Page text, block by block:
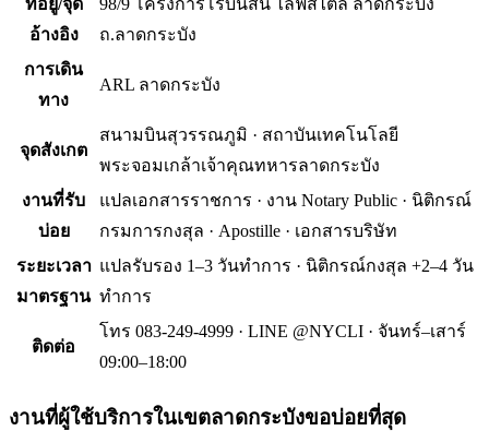
ที่อยู่/จุด
อ้างอิง
98/9 โครงการโรบินสัน ไลฟ์สไตล์ ลาดกระบัง
ถ.ลาดกระบัง
การเดิน
ทาง
ARL ลาดกระบัง
จุดสังเกต
สนามบินสุวรรณภูมิ · สถาบันเทคโนโลยี
พระจอมเกล้าเจ้าคุณทหารลาดกระบัง
งานที่รับ
บ่อย
แปลเอกสารราชการ · งาน Notary Public · นิติกรณ์
กรมการกงสุล · Apostille · เอกสารบริษัท
ระยะเวลา
มาตรฐาน
แปลรับรอง 1–3 วันทำการ · นิติกรณ์กงสุล +2–4 วัน
ทำการ
ติดต่อ
โทร 083-249-4999 · LINE @NYCLI · จันทร์–เสาร์
09:00–18:00
งานที่ผู้ใช้บริการในเขตลาดกระบังขอบ่อยที่สุด